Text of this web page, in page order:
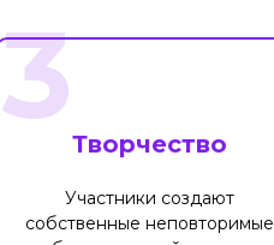
Творчество
Участники создают
собственные неповторимые
3